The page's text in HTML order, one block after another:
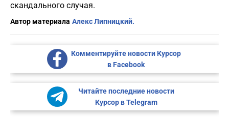
скандального случая.
Автор материала Алекс Липницкий.
Комментируйте новости Курсор
в Facebook
Читайте последние новости
Курсор в Telegram